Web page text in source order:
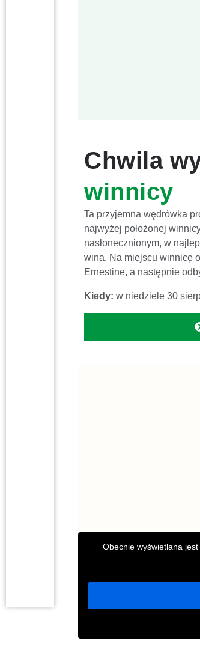
Chwila
winnicy
Ta przyjemna wędrówka
najwyżej położonej
nasłonecznionym, w
wina. Na miejscu winnicę
Ernestine, a następnie
Kiedy: w niedziele 30
Obecnie wyświetlana